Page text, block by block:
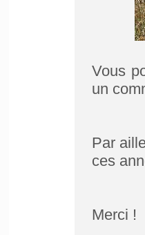
Vous
un
Par
ces
Merci !